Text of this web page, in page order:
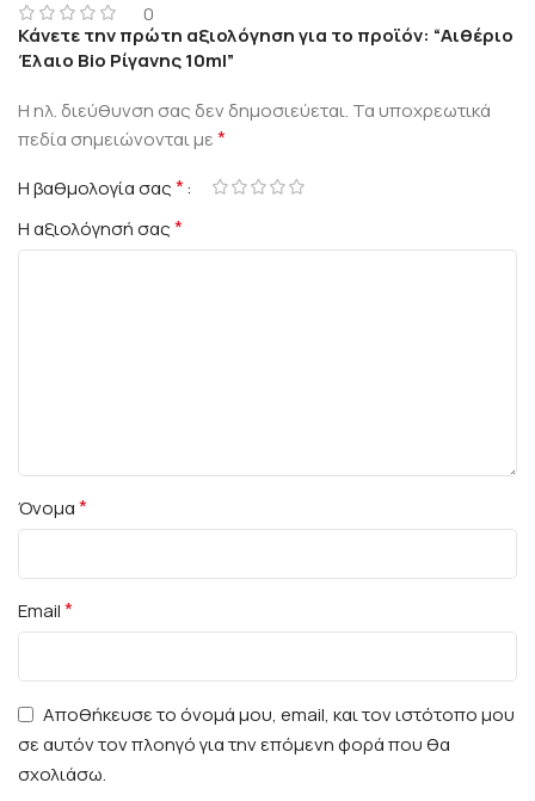
0
Κάνετε την πρώτη αξιολόγηση για το προϊόν: “Αιθέριο
Έλαιο Bio Ρίγανης 10ml”
Η ηλ. διεύθυνση σας δεν δημοσιεύεται. Τα υποχρεωτικά
πεδία σημειώνονται με*
Η βαθμολογία σας*
Η αξιολόγησή σας*
Όνομα*
Email*
Αποθήκευσε το όνομά μου, email, και τον ιστότοπο μου
σε αυτόν τον πλοηγό για την επόμενη φορά που θα
σχολιάσω.